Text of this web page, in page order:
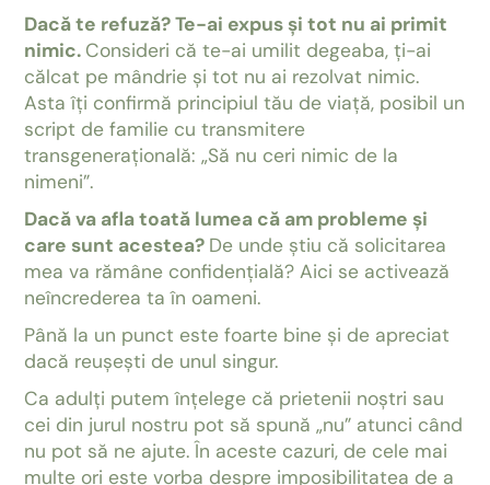
Dacă te refuză? Te-ai expus și tot nu ai primit
nimic. Consideri că te-ai umilit degeaba, ți-ai
călcat pe mândrie și tot nu ai rezolvat nimic.
Asta îți confirmă principiul tău de viață, posibil un
script de familie cu transmitere
transgenerațională: „Să nu ceri nimic de la
nimeni”.
Dacă va afla toată lumea că am probleme și
care sunt acestea? De unde știu că solicitarea
mea va rămâne confidențială? Aici se activează
neîncrederea ta în oameni.
Până la un punct este foarte bine și de apreciat
dacă reușești de unul singur.
Ca adulți putem înțelege că prietenii noștri sau
cei din jurul nostru pot să spună „nu” atunci când
nu pot să ne ajute. În aceste cazuri, de cele mai
multe ori este vorba despre imposibilitatea de a